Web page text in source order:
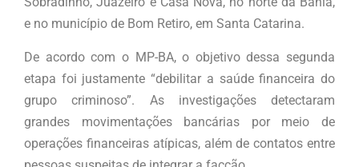
e no município de Bom Retiro, em Santa Catarina.
De acordo com o MP-BA, o objetivo dessa segunda
etapa foi justamente “debilitar a saúde financeira do
grupo criminoso”. As investigações detectaram
grandes movimentações bancárias por meio de
operações financeiras atípicas, além de contatos entre